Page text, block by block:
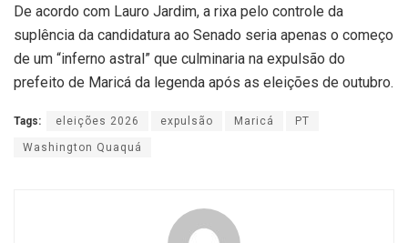
De acordo com Lauro Jardim, a rixa pelo controle da
suplência da candidatura ao Senado seria apenas o começo
de um “inferno astral” que culminaria na expulsão do
prefeito de Maricá da legenda após as eleições de outubro.
Tags: eleições 2026 expulsão Maricá PT
Washington Quaquá